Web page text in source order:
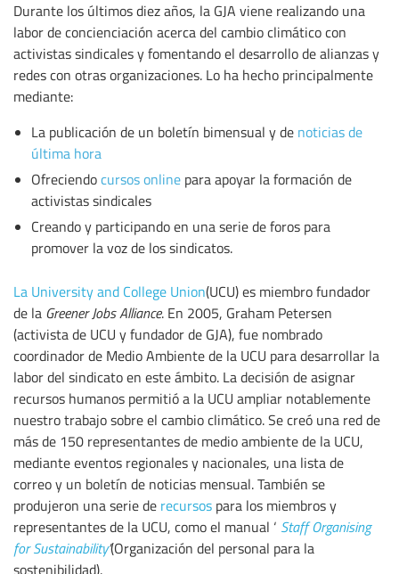
Durante los últimos diez años, la GJA viene realizando una
labor de concienciación acerca del cambio climático con
activistas sindicales y fomentando el desarrollo de alianzas y
redes con otras organizaciones. Lo ha hecho principalmente
mediante:
La publicación de un boletín bimensual y de noticias de
última hora
Ofreciendocursos online para apoyar la formación de
activistas sindicales
Creando y participando en una serie de foros para
promover la voz de los sindicatos.
La University and College Union(UCU) es miembro fundador
de la Greener Jobs Alliance. En 2005, Graham Petersen
(activista de UCU y fundador de GJA), fue nombrado
coordinador de Medio Ambiente de la UCU para desarrollar la
labor del sindicato en este ámbito. La decisión de asignar
recursos humanos permitió a la UCU ampliar notablemente
nuestro trabajo sobre el cambio climático. Se creó una red de
más de 150 representantes de medio ambiente de la UCU,
mediante eventos regionales y nacionales, una lista de
correo y un boletín de noticias mensual. También se
produjeron una serie de recursos para los miembros y
representantes de la UCU, como el manual ‘ Staff Organising
for Sustainability’(Organización del personal para la
sostenibilidad).